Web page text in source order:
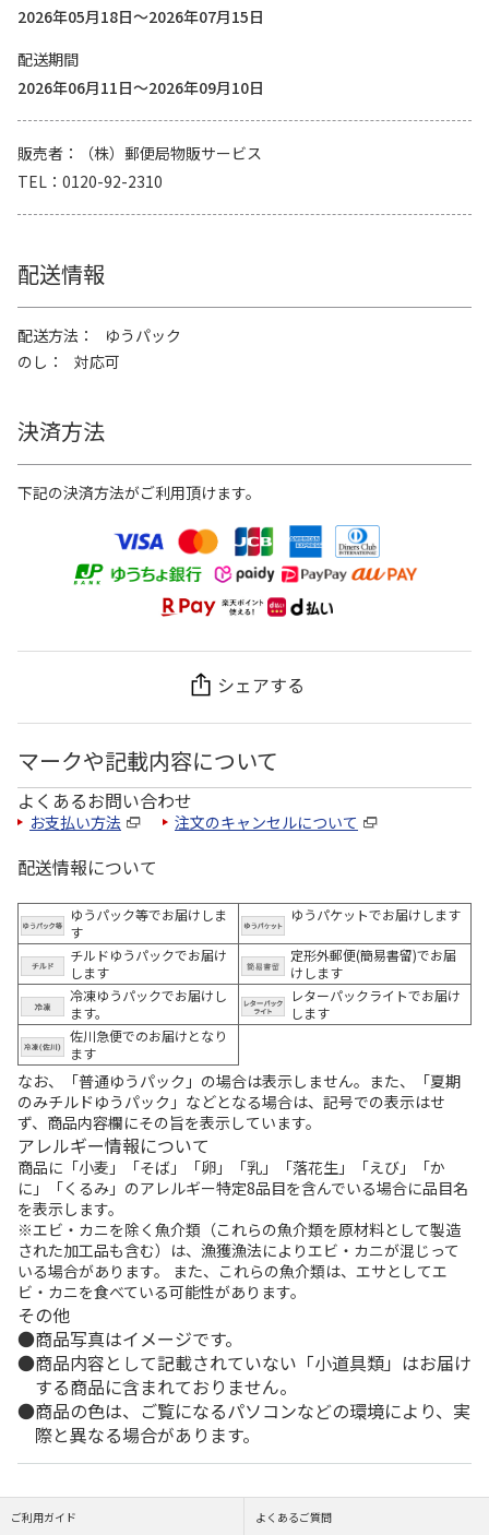
2026年05月18日～2026年07月15日
配送期間
2026年06月11日～2026年09月10日
販売者
（株）郵便局物販サービス
TEL
0120-92-2310
配送情報
配送方法
ゆうパック
のし
対応可
決済方法
下記の決済方法がご利用頂けます。
シェアする
マークや記載内容について
よくあるお問い合わせ
お支払い方法 注文のキャンセルについて
配送情報について
ゆうパック等でお届けしま
す
ゆうパケットでお届けします
チルドゆうパックでお届け
します
定形外郵便(簡易書留)でお届
けします
冷凍ゆうパックでお届けし
ます。
レターパックライトでお届け
します
佐川急便でのお届けとなり
ます
なお、「普通ゆうパック」の場合は表示しません。また、「夏期
のみチルドゆうパック」などとなる場合は、記号での表示はせ
ず、商品内容欄にその旨を表示しています。
アレルギー情報について
商品に「小麦」「そば」「卵」「乳」「落花生」「えび」「か
に」「くるみ」のアレルギー特定8品目を含んでいる場合に品目名
を表示します。
※エビ・カニを除く魚介類（これらの魚介類を原材料として製造
された加工品も含む）は、漁獲漁法によりエビ・カニが混じって
いる場合があります。 また、これらの魚介類は、エサとしてエ
ビ・カニを食べている可能性があります。
その他
商品写真はイメージです。
商品内容として記載されていない「小道具類」はお届け
する商品に含まれておりません。
商品の色は、ご覧になるパソコンなどの環境により、実
際と異なる場合があります。
ご利用ガイド よくあるご質問